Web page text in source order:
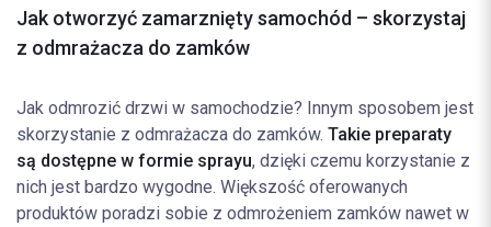
Jak otworzyć zamarznięty samochód – skorzystaj
z odmrażacza do zamków
Jak odmrozić drzwi w samochodzie? Innym sposobem jest
skorzystanie z odmrażacza do zamków. Takie preparaty
są dostępne w formie sprayu, dzięki czemu korzystanie z
nich jest bardzo wygodne. Większość oferowanych
produktów poradzi sobie z odmrożeniem zamków nawet w